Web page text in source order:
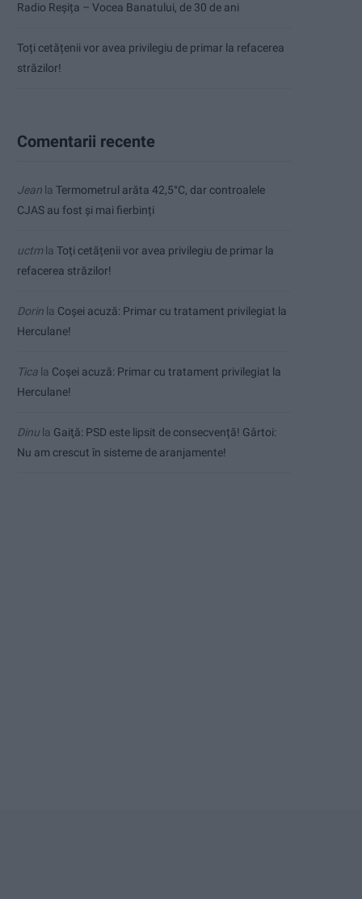
Radio Reșița – Vocea Banatului, de 30 de ani
Toți cetățenii vor avea privilegiu de primar la refacerea
străzilor!
Comentarii recente
Jean la Termometrul arăta 42,5°C, dar controalele
CJAS au fost și mai fierbinți
uctmla Toți cetățenii vor avea privilegiu de primar la
refacerea străzilor!
Dorin la Coșei acuză: Primar cu tratament privilegiat la
Herculane!
Tica la Coșei acuză: Primar cu tratament privilegiat la
Herculane!
Dinu la Gaiţă: PSD este lipsit de consecvență! Gârtoi:
Nu am crescut în sisteme de aranjamente!